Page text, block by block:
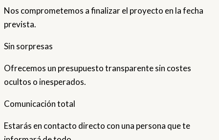
Nos comprometemos a finalizar el proyecto en la fecha
prevista.
Sin sorpresas
Ofrecemos un presupuesto transparente sin costes
ocultos o inesperados.
Comunicación total
Estarás en contacto directo con una persona que te